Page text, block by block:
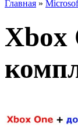
Главная »
Xbox